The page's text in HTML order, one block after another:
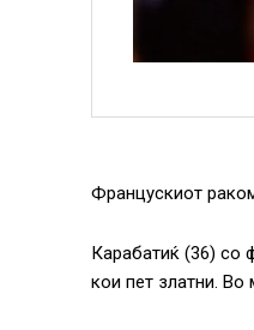
Францускиот
Карабатиќ (36) со
кои пет златни.